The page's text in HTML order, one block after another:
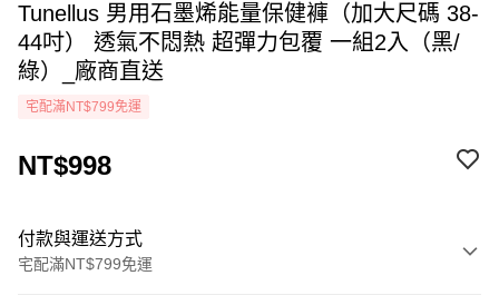
Tunellus 男用石墨烯能量保健褲（加大尺碼 38-
44吋） 透氣不悶熱 超彈力包覆 一組2入（黑/
綠）_廠商直送
宅配滿NT$799免運
NT$998
付款與運送方式
宅配滿NT$799免運